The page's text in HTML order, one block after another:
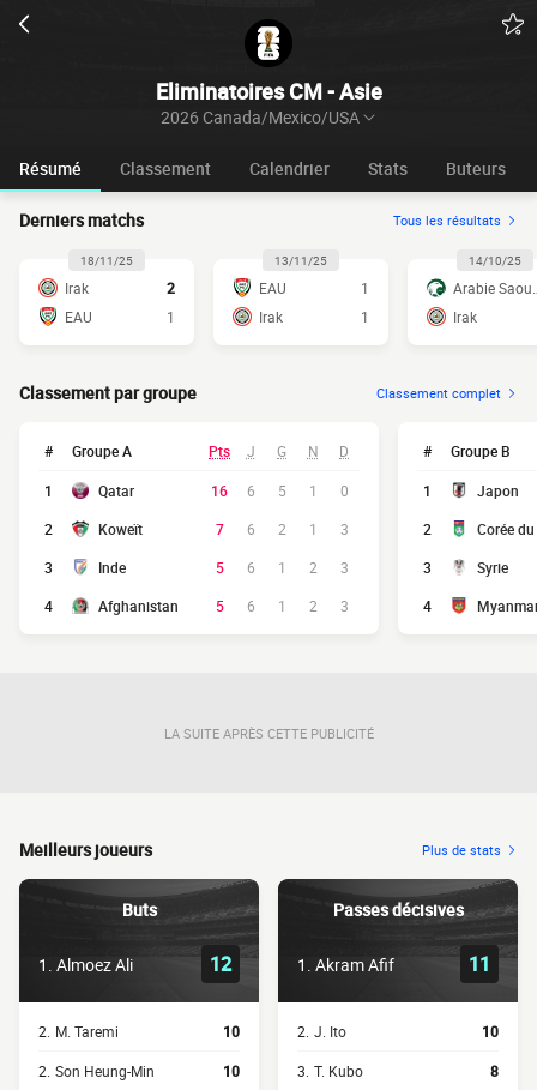
Eliminatoires CM - Asie
2026 Canada/Mexico/USA
Résumé Classement Calendrier Stats Buteurs
Derniers matchs Tous les résultats
18/11/25
Irak
2
EAU
1
13/11/25
EAU
1
Irak
1
14/10/25
Irak
Classement par groupe Classement complet
# Groupe A Pts J G N D
1 Qatar 16 6 5 1
0
2
Koweït 7 6 2 1
3
3
Inde 5 6 1 2
3
4
Afghanistan 5 6 1 2 3
# Groupe B
1
Japon
2
Corée
3
Syrie
4
LA SUITE APRÈS CETTE PUBLICITÉ
Meilleurs joueurs Plus de stats
Buts
1. Almoez Ali 12
2. M. Taremi 10
2. Son Heung-Min 10
Passes décisives
1. Akram Afif 11
2. J. Ito 10
3. T. Kubo 8